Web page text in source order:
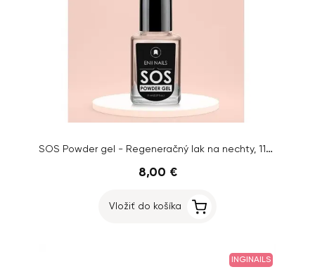
SOS Powder gel - Regeneračný lak na nechty, 11ml
8,00 €
Vložiť do košíka
INGINAILS